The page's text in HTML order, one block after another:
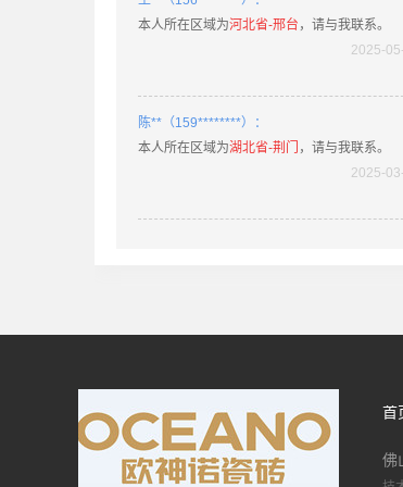
本人所在区域为河北省-邢台 ，请与我联系。
2025-
陈**（159********）：
本人所在区域为湖北省-荆门 ，请与我联系。
2025-
本人所在区域为河北省-邢台，请与我联系。
2025-首
佛